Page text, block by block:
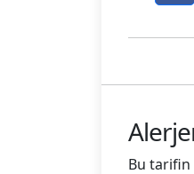
Bu tarifin